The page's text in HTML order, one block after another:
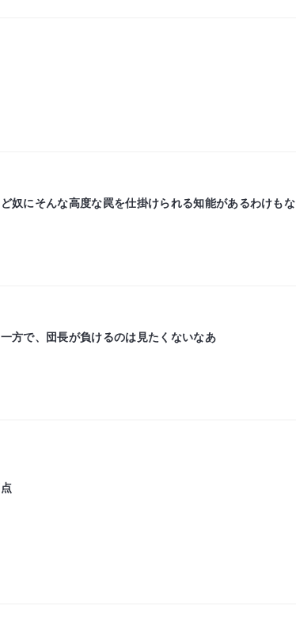
奴にそんな高度な罠を仕掛けられる知能があるわけも
方で、団長が負けるのは見たくないなあ